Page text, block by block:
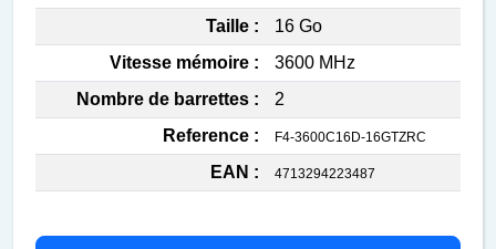
Taille :
16 Go
Vitesse mémoire :
3600 MHz
Nombre de barrettes :
2
Reference :
F4-3600C16D-16GTZRC
EAN : 4713294223487